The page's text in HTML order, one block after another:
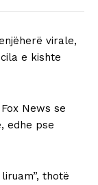
virale,
e kishte
News se
edhe pse
thotë